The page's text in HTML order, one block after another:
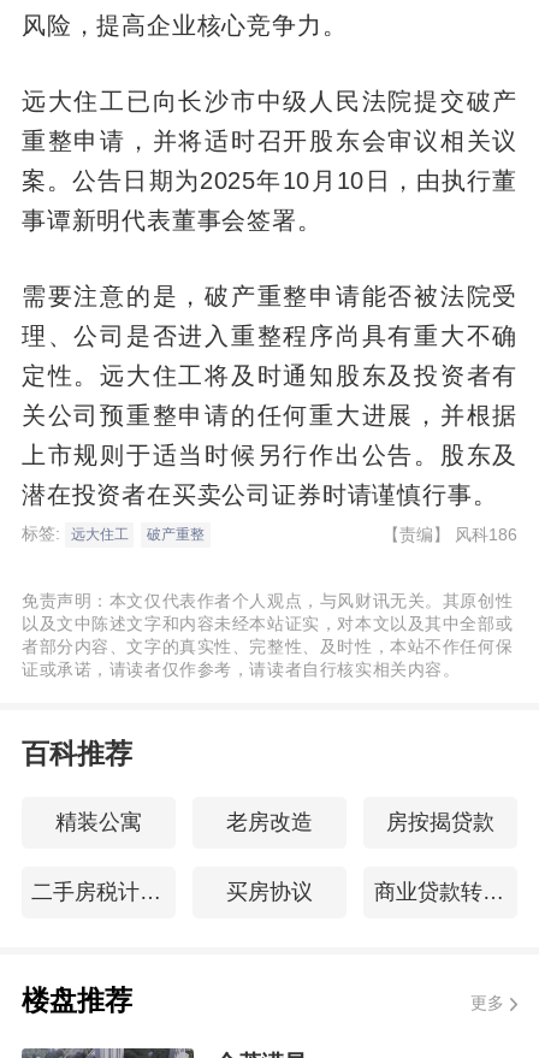
风险，提高企业核心竞争力。
远大住工已向长沙市中级人民法院提交破产
重整申请，并将适时召开股东会审议相关议
案。公告日期为2025年10月10日，由执行董
事谭新明代表董事会签署。
需要注意的是，破产重整申请能否被法院受
理、公司是否进入重整程序尚具有重大不确
定性。远大住工将及时通知股东及投资者有
关公司预重整申请的任何重大进展，并根据
上市规则于适当时候另行作出公告。股东及
潜在投资者在买卖公司证券时请谨慎行事。
标签: 远大住工 破产重整 【责编】 风科186
免责声明：本文仅代表作者个人观点，与风财讯无关。其原创性
以及文中陈述文字和内容未经本站证实，对本文以及其中全部或
者部分内容、文字的真实性、完整性、及时性，本站不作任何保
证或承诺，请读者仅作参考，请读者自行核实相关内容。
百科推荐
精装公寓 老房改造 房按揭贷款
二手房税计算器 买房协议 商业贷款转住房公积金贷款
楼盘推荐 更多